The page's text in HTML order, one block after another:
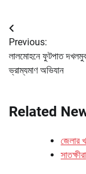
Post
navigation
Previous:
লালমোহনে ফুটপাত
ভ্রাম্যমাণ অভিযান
Related
জেলার
সাতক্ষীরা